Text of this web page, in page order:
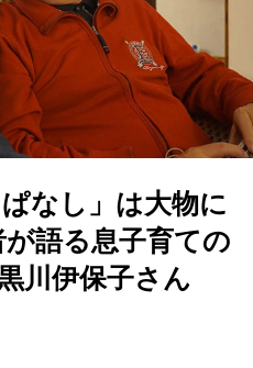
なし」は大物に
語る息子育ての
川伊保子さん